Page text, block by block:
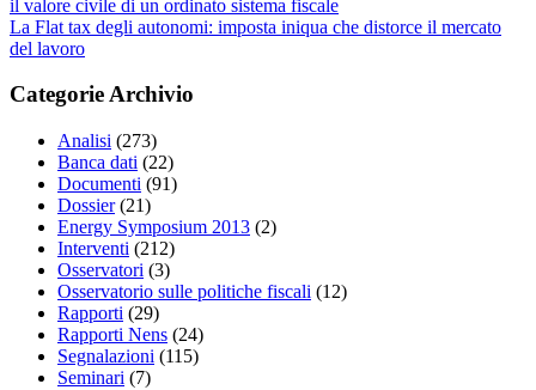
il valore civile di un ordinato sistema fiscale
La Flat tax degli autonomi: imposta iniqua che distorce il mercato
del lavoro
Categorie Archivio
Analisi (273)
Banca dati (22)
Documenti (91)
Dossier (21)
Energy Symposium 2013 (2)
Interventi (212)
Osservatori (3)
Osservatorio sulle politiche fiscali (12)
Rapporti (29)
Rapporti Nens (24)
Segnalazioni (115)
Seminari (7)